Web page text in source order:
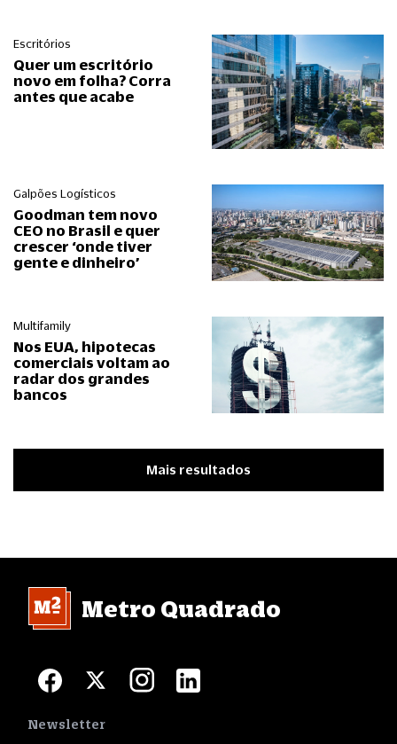
Escritórios
Quer um escritório
novo em folha? Corra
antes que acabe
Galpões Logísticos
Goodman tem novo
CEO no Brasil e quer
crescer ‘onde tiver
gente e dinheiro’
Multifamily
Nos EUA, hipotecas
comerciais voltam ao
radar dos grandes
bancos
Mais resultados
Metro Quadrado
Newsletter